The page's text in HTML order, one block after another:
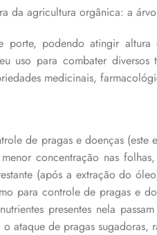
da agricultura orgânica: a
porte, podendo atingir
uso para combater
medicinais,
de pragas e doenças (este
concentração nas
(após a extração do
para controle de pragas e
presentes nela
ataque de pragas sugadoras,